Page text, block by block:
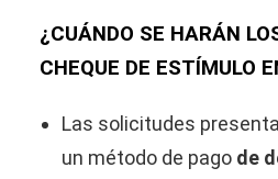
¿CUÁNDO SE HARÁN
CHEQUE DE ESTÍMULO
Las solicitudes
un método de pago de